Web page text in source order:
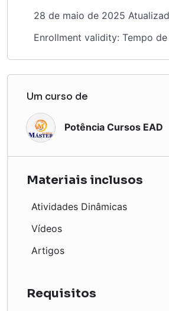
28 de maio de 2025
Enrollment validity: Tempo
Um curso de
Potência Cursos EAD
Materiais inclusos
Atividades Dinâmicas
Vídeos
Artigos
Requisitos